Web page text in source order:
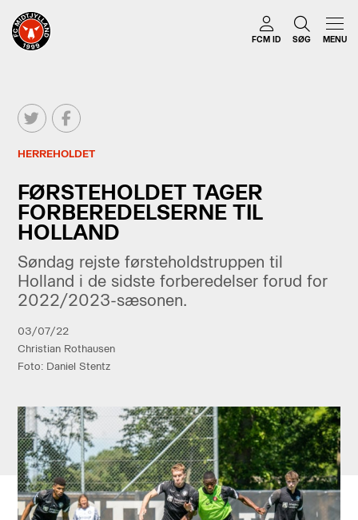
FCM ID SØG MENU
HERREHOLDET
FØRSTEHOLDET TAGER
FORBEREDELSERNE TIL
HOLLAND
Søndag rejste førsteholdstruppen til
Holland i de sidste forberedelser forud for
2022/2023-sæsonen.
03/07/22
Christian Rothausen
Foto: Daniel Stentz